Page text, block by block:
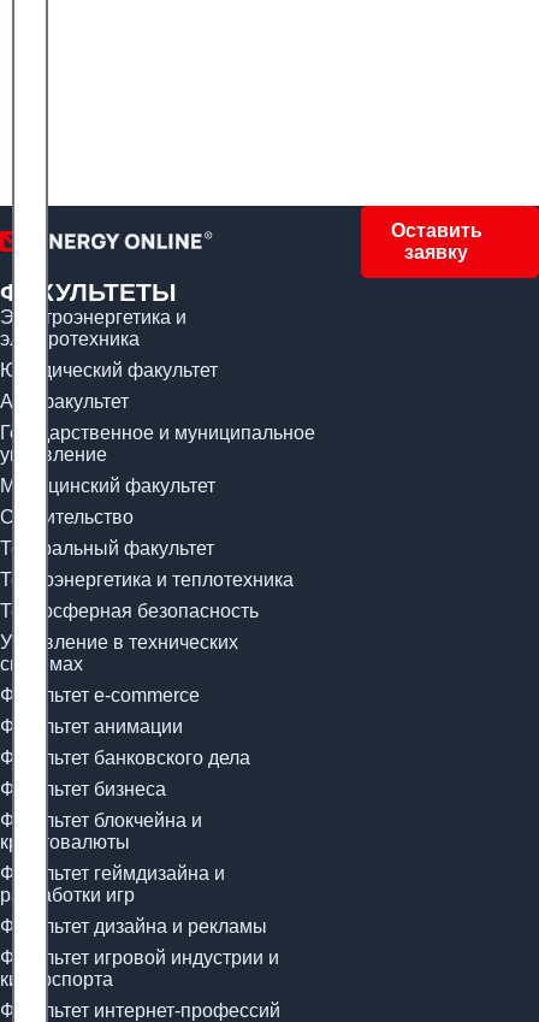
Оставить
заявку
ФАКУЛЬТЕТЫ
Электроэнергетика и
электротехника
Юридический факультет
Арт-факультет
Государственное и муниципальное
управление
Медицинский факультет
Строительство
Театральный факультет
Теплоэнергетика и теплотехника
Техносферная безопасность
Управление в технических
системах
Факультет e-commerce
Факультет анимации
Факультет банковского дела
Факультет бизнеса
Факультет блокчейна и
криптовалюты
Факультет геймдизайна и
разработки игр
Факультет дизайна и рекламы
Факультет игровой индустрии и
киберспорта
Факультет интернет-профессий